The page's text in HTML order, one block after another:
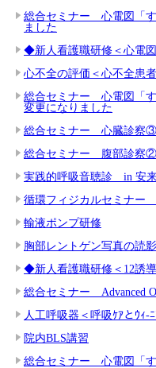
総合セミナー 心電図「
ました
◆新人看護職研修＜心電
心不全の評価＜心不全患
総合セミナー 心電図「
変更になりました
総合セミナー 心臓診察③
総合セミナー 腹部診察②
実践的呼吸音聴診 in 安
循環フィジカルセミナー
輸液ポンプ研修
胸部レントゲン写真の読影
◆新人看護職研修＜12誘
総合セミナー Advanced
人工呼吸器＜呼吸ｹｱとｳｨ-
院内BLS講習
総合セミナー 心電図「